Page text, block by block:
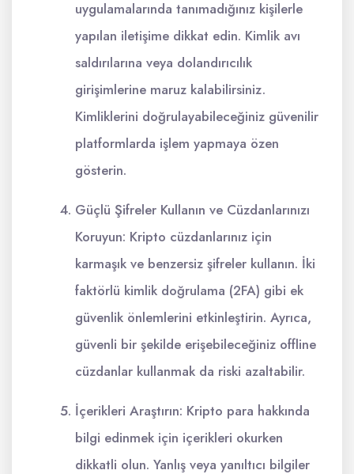
uygulamalarında tanımadığınız kişilerle
yapılan iletişime dikkat edin. Kimlik avı
saldırılarına veya dolandırıcılık
girişimlerine maruz kalabilirsiniz.
Kimliklerini doğrulayabileceğiniz güvenilir
platformlarda işlem yapmaya özen
gösterin.
Güçlü Şifreler Kullanın ve Cüzdanlarınızı
Koruyun: Kripto cüzdanlarınız için
karmaşık ve benzersiz şifreler kullanın. İki
faktörlü kimlik doğrulama (2FA) gibi ek
güvenlik önlemlerini etkinleştirin. Ayrıca,
güvenli bir şekilde erişebileceğiniz offline
cüzdanlar kullanmak da riski azaltabilir.
İçerikleri Araştırın: Kripto para hakkında
bilgi edinmek için içerikleri okurken
dikkatli olun. Yanlış veya yanıltıcı bilgiler